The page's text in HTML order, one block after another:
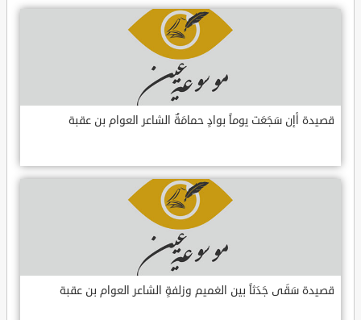
قصيدة أإن سَجَعَت يوماً بوادٍ حمامَةٌ الشاعر العوام بن عقبة
قصيدة سَقَى جَدَثاً بين الغميم وزلفةٍ الشاعر العوام بن عقبة